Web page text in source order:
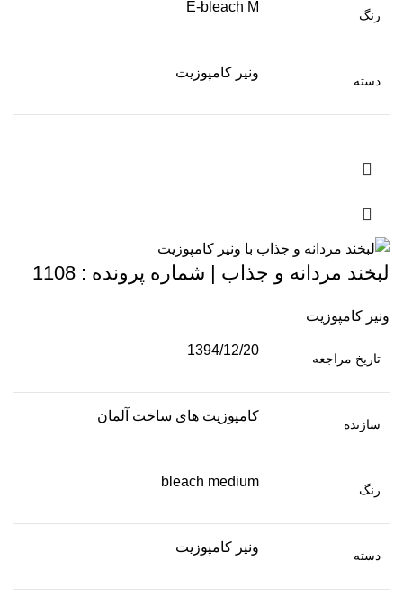
رنگ
E-bleach M
دسته
ونیر کامپوزیت
لبخند مردانه و جذاب | شماره پرونده : 1108
ونیر کامپوزیت
تاریخ مراجعه
1394/12/20
سازنده
کامپوزیت های ساخت آلمان
رنگ
bleach medium
دسته
ونیر کامپوزیت